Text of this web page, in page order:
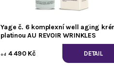
Yage č. 6 komplexní well aging
platinou AU REVOIR WRINKLES
od 4 490 Kč DETAIL